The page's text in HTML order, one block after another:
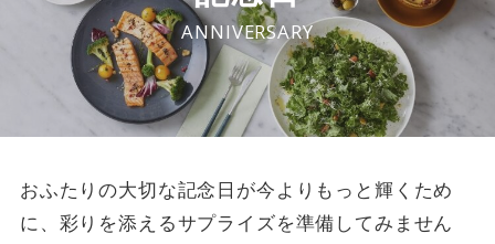
ANNIVERSARY
おふたりの大切な記念日が今よりもっと輝くため
に、彩りを添えるサプライズを準備してみません